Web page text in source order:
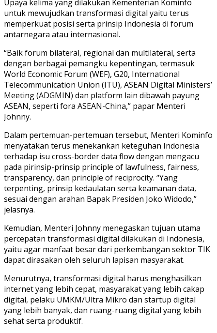
Upaya kelima yang dilakukan Kementerian Kominfo
untuk mewujudkan transformasi digital yaitu terus
memperkuat posisi serta prinsip Indonesia di forum
antarnegara atau internasional.
“Baik forum bilateral, regional dan multilateral, serta
dengan berbagai pemangku kepentingan, termasuk
World Economic Forum (WEF), G20, International
Telecommunication Union (ITU), ASEAN Digital Ministers’
Meeting (ADGMIN) dan platform lain dibawah payung
ASEAN, seperti fora ASEAN-China,” papar Menteri
Johnny.
Dalam pertemuan-pertemuan tersebut, Menteri Kominfo
menyatakan terus menekankan keteguhan Indonesia
terhadap isu cross-border data flow dengan mengacu
pada pirinsip-prinsip principle of lawfulness, fairness,
transparency, dan principle of reciprocity. “Yang
terpenting, prinsip kedaulatan serta keamanan data,
sesuai dengan arahan Bapak Presiden Joko Widodo,”
jelasnya.
Kemudian, Menteri Johnny menegaskan tujuan utama
percepatan transformasi digital dilakukan di Indonesia,
yaitu agar manfaat besar dari perkembangan sektor TIK
dapat dirasakan oleh seluruh lapisan masyarakat.
Menurutnya, transformasi digital harus menghasilkan
internet yang lebih cepat, masyarakat yang lebih cakap
digital, pelaku UMKM/Ultra Mikro dan startup digital
yang lebih banyak, dan ruang-ruang digital yang lebih
sehat serta produktif.